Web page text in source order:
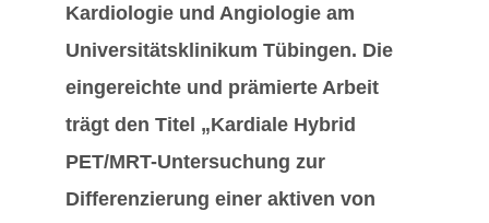
Kardiologie und Angiologie am
Universitätsklinikum Tübingen. Die
eingereichte und prämierte Arbeit
trägt den Titel „Kardiale Hybrid
PET/MRT-Untersuchung zur
Differenzierung einer aktiven von